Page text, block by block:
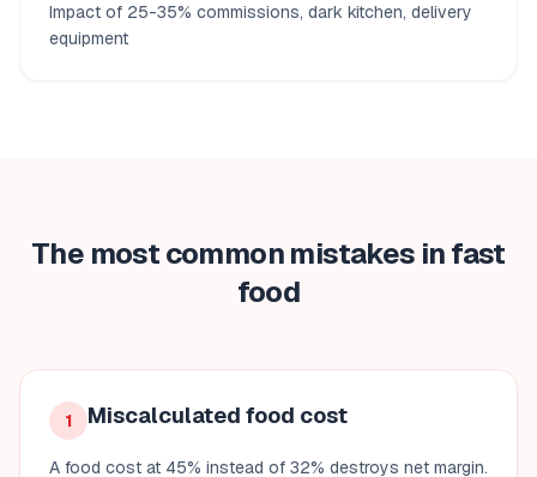
Impact of 25-35% commissions, dark kitchen, delivery
equipment
The most common mistakes in fast
food
1 Miscalculated food cost
A food cost at 45% instead of 32% destroys net margin.